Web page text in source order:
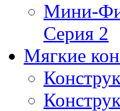
Мини-
Серия 2
Мягкие